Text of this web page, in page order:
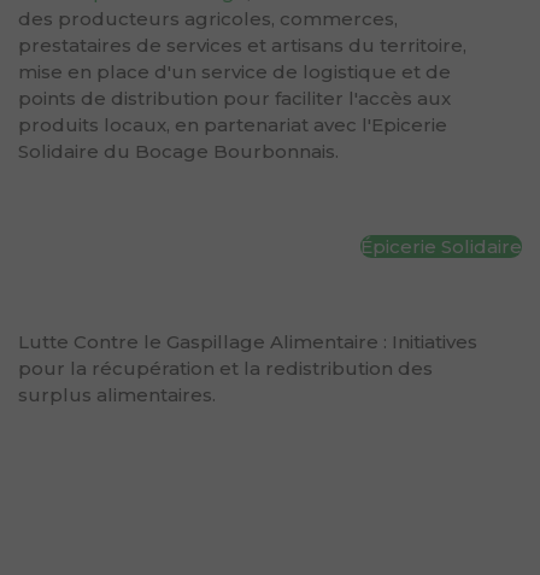
des producteurs agricoles, commerces,
prestataires de services et artisans du territoire,
mise en place d'un service de logistique et de
points de distribution pour faciliter l'accès aux
produits locaux, en partenariat avec l'Epicerie
Solidaire du Bocage Bourbonnais.
Épicerie Solidaire
Lutte Contre le Gaspillage Alimentaire : Initiatives
pour la récupération et la redistribution des
surplus alimentaires.